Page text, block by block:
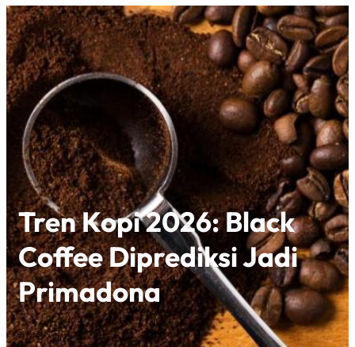
Tren Kopi 2026: Black
Coffee Diprediksi Jadi
Primadona